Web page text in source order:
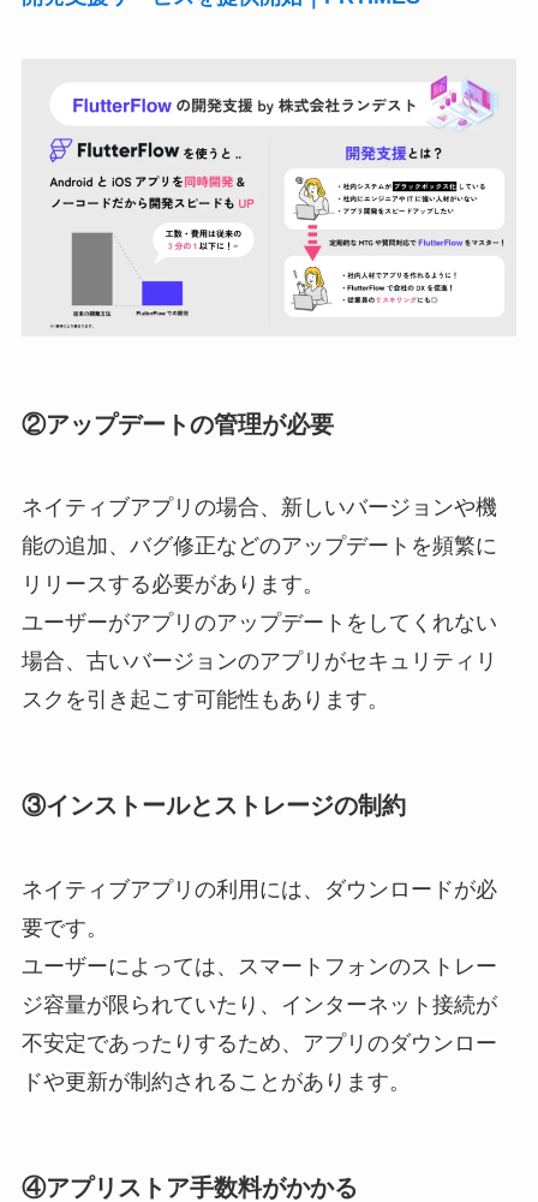
②アップデートの管理が必要
ネイティブアプリの場合、新しいバージョンや機
能の追加、バグ修正などのアップデートを頻繁に
リリースする必要があります。
ユーザーがアプリのアップデートをしてくれない
場合、古いバージョンのアプリがセキュリティリ
スクを引き起こす可能性もあります。
③インストールとストレージの制約
ネイティブアプリの利用には、ダウンロードが必
要です。
ユーザーによっては、スマートフォンのストレー
ジ容量が限られていたり、インターネット接続が
不安定であったりするため、アプリのダウンロー
ドや更新が制約されることがあります。
④アプリストア手数料がかかる